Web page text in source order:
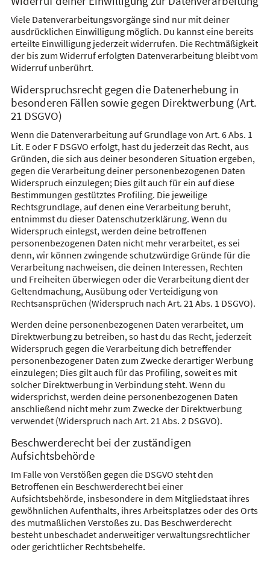
Viele Datenverarbeitungsvorgänge sind nur mit deiner
ausdrücklichen Einwilligung möglich. Du kannst eine bereits
erteilte Einwilligung jederzeit widerrufen. Die Rechtmäßigkeit
der bis zum Widerruf erfolgten Datenverarbeitung bleibt vom
Widerruf unberührt.
Widerspruchsrecht gegen die Datenerhebung in
besonderen Fällen sowie gegen Direktwerbung (Art.
21 DSGVO)
Wenn die Datenverarbeitung auf Grundlage von Art. 6 Abs. 1
Lit. E oder F DSGVO erfolgt, hast du jederzeit das Recht, aus
Gründen, die sich aus deiner besonderen Situation ergeben,
gegen die Verarbeitung deiner personenbezogenen Daten
Widerspruch einzulegen; Dies gilt auch für ein auf diese
Bestimmungen gestütztes Profiling. Die jeweilige
Rechtsgrundlage, auf denen eine Verarbeitung beruht,
entnimmst du dieser Datenschutzerklärung. Wenn du
Widerspruch einlegst, werden deine betroffenen
personenbezogenen Daten nicht mehr verarbeitet, es sei
denn, wir können zwingende schutzwürdige Gründe für die
Verarbeitung nachweisen, die deinen Interessen, Rechten
und Freiheiten überwiegen oder die Verarbeitung dient der
Geltendmachung, Ausübung oder Verteidigung von
Rechtsansprüchen (Widerspruch nach Art. 21 Abs. 1 DSGVO).
Werden deine personenbezogenen Daten verarbeitet, um
Direktwerbung zu betreiben, so hast du das Recht, jederzeit
Widerspruch gegen die Verarbeitung dich betreffender
personenbezogener Daten zum Zwecke derartiger Werbung
einzulegen; Dies gilt auch für das Profiling, soweit es mit
solcher Direktwerbung in Verbindung steht. Wenn du
widersprichst, werden deine personenbezogenen Daten
anschließend nicht mehr zum Zwecke der Direktwerbung
verwendet (Widerspruch nach Art. 21 Abs. 2 DSGVO).
Beschwerderecht bei der zuständigen
Aufsichtsbehörde
Im Falle von Verstößen gegen die DSGVO steht den
Betroffenen ein Beschwerderecht bei einer
Aufsichtsbehörde, insbesondere in dem Mitgliedstaat ihres
gewöhnlichen Aufenthalts, ihres Arbeitsplatzes oder des Orts
des mutmaßlichen Verstoßes zu. Das Beschwerderecht
besteht unbeschadet anderweitiger verwaltungsrechtlicher
oder gerichtlicher Rechtsbehelfe.